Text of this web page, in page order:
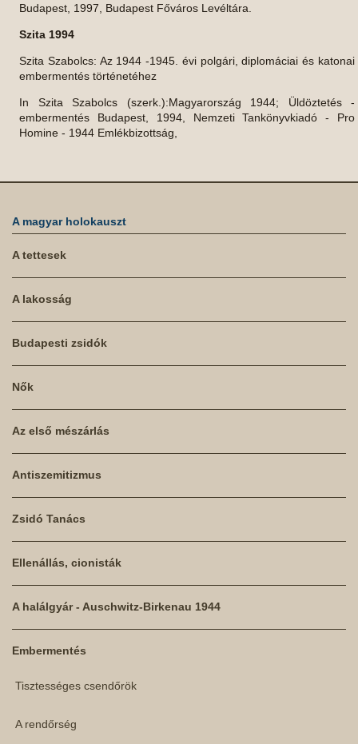
Budapest, 1997, Budapest Főváros Levéltára.
Szita 1994
Szita Szabolcs: Az 1944 -1945. évi polgári, diplomáciai és katonai
embermentés történetéhez
In Szita Szabolcs (szerk.):Magyarország 1944; Üldöztetés -
embermentés Budapest, 1994, Nemzeti Tankönyvkiadó - Pro
Homine - 1944 Emlékbizottság,
A magyar holokauszt
A tettesek
A lakosság
Budapesti zsidók
Nők
Az első mészárlás
Antiszemitizmus
Zsidó Tanács
Ellenállás, cionisták
A halálgyár - Auschwitz-Birkenau 1944
Embermentés
Tisztességes csendőrök
A rendőrség